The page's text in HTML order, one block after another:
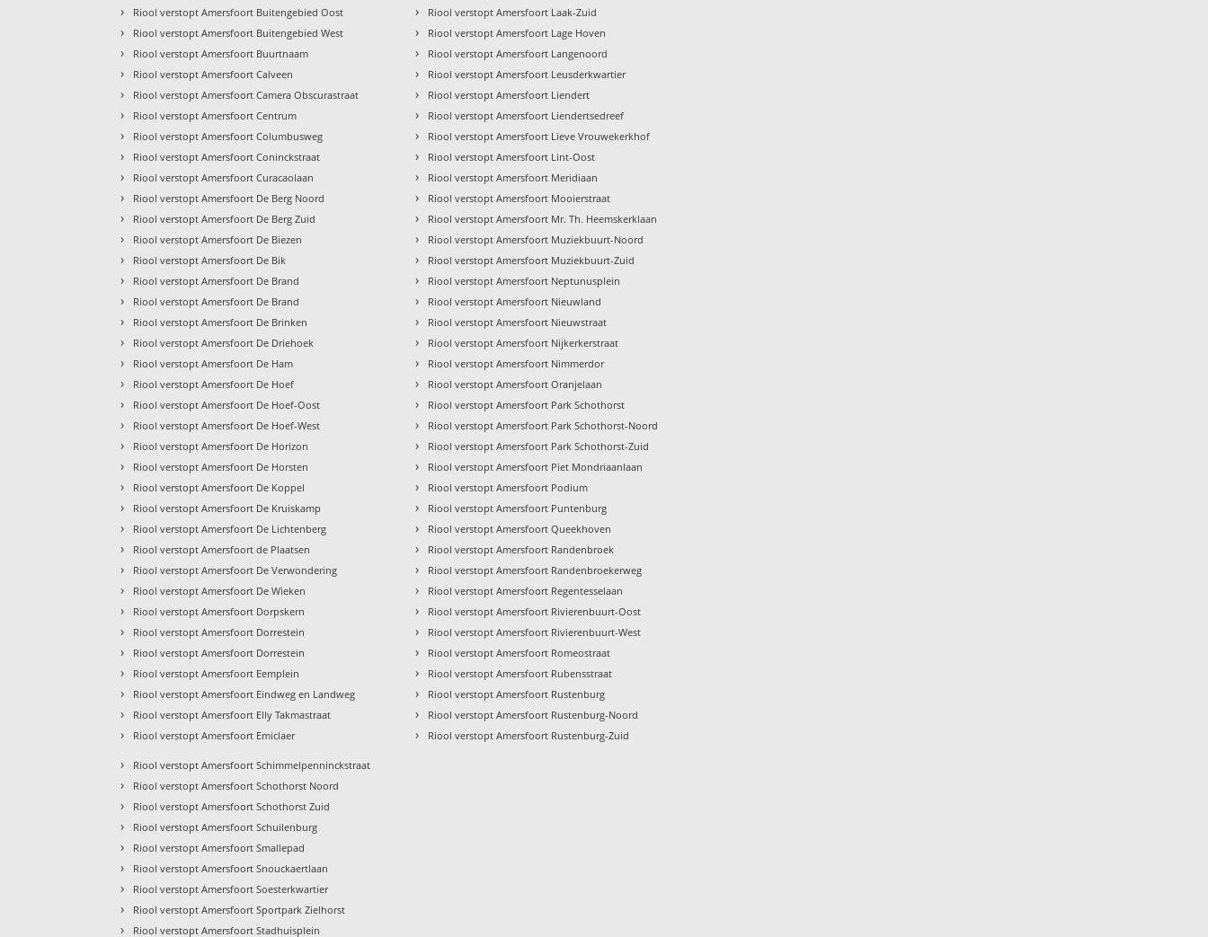
› Riool verstopt Amersfoort Buitengebied Oost
› Riool verstopt Amersfoort Buitengebied West
› Riool verstopt Amersfoort Buurtnaam
› Riool verstopt Amersfoort Calveen
› Riool verstopt Amersfoort Camera Obscurastraat
› Riool verstopt Amersfoort Centrum
› Riool verstopt Amersfoort Columbusweg
› Riool verstopt Amersfoort Coninckstraat
› Riool verstopt Amersfoort Curacaolaan
› Riool verstopt Amersfoort De Berg Noord
› Riool verstopt Amersfoort De Berg Zuid
› Riool verstopt Amersfoort De Biezen
› Riool verstopt Amersfoort De Bik
› Riool verstopt Amersfoort De Brand
› Riool verstopt Amersfoort De Brand
› Riool verstopt Amersfoort De Brinken
› Riool verstopt Amersfoort De Driehoek
› Riool verstopt Amersfoort De Ham
› Riool verstopt Amersfoort De Hoef
› Riool verstopt Amersfoort De Hoef-Oost
› Riool verstopt Amersfoort De Hoef-West
› Riool verstopt Amersfoort De Horizon
› Riool verstopt Amersfoort De Horsten
› Riool verstopt Amersfoort De Koppel
› Riool verstopt Amersfoort De Kruiskamp
› Riool verstopt Amersfoort De Lichtenberg
› Riool verstopt Amersfoort de Plaatsen
› Riool verstopt Amersfoort De Verwondering
› Riool verstopt Amersfoort De Wieken
› Riool verstopt Amersfoort Dorpskern
› Riool verstopt Amersfoort Dorrestein
› Riool verstopt Amersfoort Dorrestein
› Riool verstopt Amersfoort Eemplein
› Riool verstopt Amersfoort Eindweg en Landweg
› Riool verstopt Amersfoort Elly Takmastraat
› Riool verstopt Amersfoort Emiclaer
› Riool verstopt Amersfoort Laak-Zuid
› Riool verstopt Amersfoort Lage Hoven
› Riool verstopt Amersfoort Langenoord
› Riool verstopt Amersfoort Leusderkwartier
› Riool verstopt Amersfoort Liendert
› Riool verstopt Amersfoort Liendertsedreef
› Riool verstopt Amersfoort Lieve Vrouwekerkhof
› Riool verstopt Amersfoort Lint-Oost
› Riool verstopt Amersfoort Meridiaan
› Riool verstopt Amersfoort Mooierstraat
› Riool verstopt Amersfoort Mr. Th. Heemskerklaan
› Riool verstopt Amersfoort Muziekbuurt-Noord
› Riool verstopt Amersfoort Muziekbuurt-Zuid
› Riool verstopt Amersfoort Neptunusplein
› Riool verstopt Amersfoort Nieuwland
› Riool verstopt Amersfoort Nieuwstraat
› Riool verstopt Amersfoort Nijkerkerstraat
› Riool verstopt Amersfoort Nimmerdor
› Riool verstopt Amersfoort Oranjelaan
› Riool verstopt Amersfoort Park Schothorst
› Riool verstopt Amersfoort Park Schothorst-Noord
› Riool verstopt Amersfoort Park Schothorst-Zuid
› Riool verstopt Amersfoort Piet Mondriaanlaan
› Riool verstopt Amersfoort Podium
› Riool verstopt Amersfoort Puntenburg
› Riool verstopt Amersfoort Queekhoven
› Riool verstopt Amersfoort Randenbroek
› Riool verstopt Amersfoort Randenbroekerweg
› Riool verstopt Amersfoort Regentesselaan
› Riool verstopt Amersfoort Rivierenbuurt-Oost
› Riool verstopt Amersfoort Rivierenbuurt-West
› Riool verstopt Amersfoort Romeostraat
› Riool verstopt Amersfoort Rubensstraat
› Riool verstopt Amersfoort Rustenburg
› Riool verstopt Amersfoort Rustenburg-Noord
› Riool verstopt Amersfoort Rustenburg-Zuid
› Riool verstopt Amersfoort Schimmelpenninckstraat
› Riool verstopt Amersfoort Schothorst Noord
› Riool verstopt Amersfoort Schothorst Zuid
› Riool verstopt Amersfoort Schuilenburg
› Riool verstopt Amersfoort Smallepad
› Riool verstopt Amersfoort Snouckaertlaan
› Riool verstopt Amersfoort Soesterkwartier
› Riool verstopt Amersfoort Sportpark Zielhorst
› Riool verstopt Amersfoort Stadhuisplein